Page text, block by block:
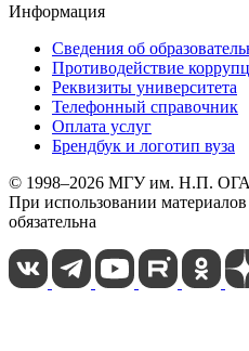
Информация
Сведения об
Противодействие
Реквизиты университета
Телефонный справочник
Оплата услуг
Брендбук и логотип вуза
© 1998–2026 МГУ им. Н.П.
При использовании
обязательна